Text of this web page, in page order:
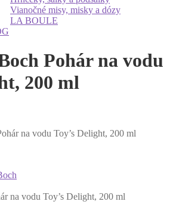
Vianočné misy, misky a dózy
LA BOULE
Pohár na vodu
200 ml
na vodu Toy’s Delight, 200 ml
na vodu Toy’s Delight, 200 ml